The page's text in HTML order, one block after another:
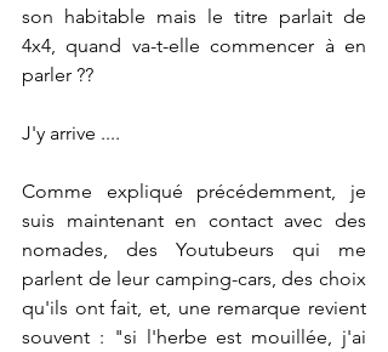
son habitable mais le titre parlait de
4x4, quand va-t-elle commencer à en
parler ??
J'y arrive ....
Comme expliqué précédemment, je
suis maintenant en contact avec des
nomades, des Youtubeurs qui me
parlent de leur camping-cars, des choix
qu'ils ont fait, et, une remarque revient
souvent : "si l'herbe est mouillée, j'ai